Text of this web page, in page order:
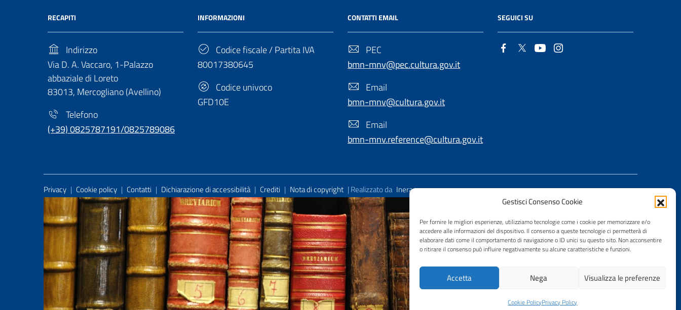
Gestisci Consenso Cookie
Per fornire le migliori esperienze, utilizziamo tecnologie come i cookie per memorizzare e/o
accedere alle informazioni del dispositivo. Il consenso a queste tecnologie ci permetterà di
elaborare dati come il comportamento di navigazione o ID unici su questo sito. Non acconsentire
o ritirare il consenso può influire negativamente su alcune caratteristiche e funzioni.
Accetta Nega Visualizza le preferenze
Cookie PolicyPrivacy Policy
RECAPITI
Indirizzo
Via D. A. Vaccaro, 1-Palazzo
abbaziale di Loreto
83013, Mercogliano (Avellino)
Telefono
(+39) 0825787191/0825789086
INFORMAZIONI
Codice fiscale / Partita IVA
80017380645
Codice univoco
GFD10E
CONTATTI EMAIL
PEC
bmn-mnv@pec.cultura.gov.it
Email
bmn-mnv@cultura.gov.it
Email
bmn-mnv.reference@cultura.gov.it
SEGUICI SU
Useful Links Section
Privacy | Cookie policy | Contatti | Dichiarazione di accessibilità | Crediti | Nota di copyright | Realizzato da Inera